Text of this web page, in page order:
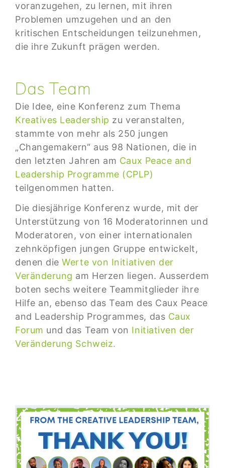
voranzugehen, zu lernen, mit ihren
Problemen umzugehen und an den
kritischen Entscheidungen teilzunehmen,
die ihre Zukunft prägen werden.
Das Team
Die Idee, eine Konferenz zum Thema
Kreatives Leadership zu veranstalten,
stammte von mehr als 250 jungen
„Changemakern“ aus 98 Nationen, die in
den letzten Jahren am Caux Peace and
Leadership Programme (CPLP)
teilgenommen hatten.
Die diesjährige Konferenz wurde, mit der
Unterstützung von 16 Moderatorinnen und
Moderatoren, von einer internationalen
zehnköpfigen jungen Gruppe entwickelt,
denen dieWerte von Initiativen der
Veränderung am Herzen liegen. Ausserdem
boten sechs weitere Teammitglieder ihre
Hilfe an, ebenso das Team des Caux Peace
and Leadership Programmes, das Caux
Forum und das Team von Initiativen der
Veränderung Schweiz.